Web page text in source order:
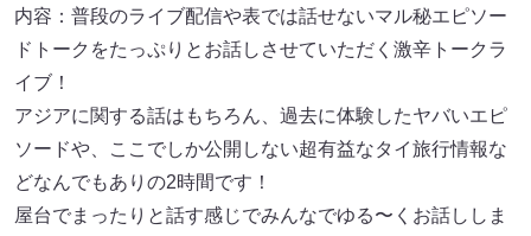
内容：普段のライブ配信や表では話せないマル秘エピソー
ドトークをたっぷりとお話しさせていただく激辛トークラ
イブ！
アジアに関する話はもちろん、過去に体験したヤバいエピ
ソードや、ここでしか公開しない超有益なタイ旅行情報な
どなんでもありの2時間です！
屋台でまったりと話す感じでみんなでゆる〜くお話ししま